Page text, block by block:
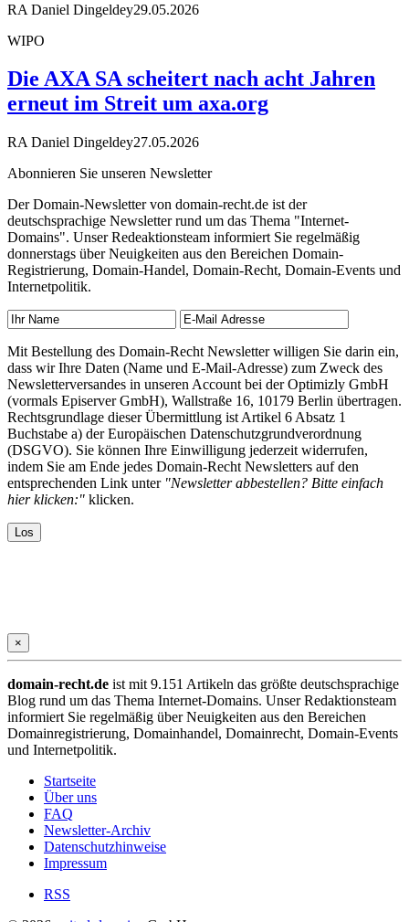
RA Daniel Dingeldey29.05.2026
WIPO
Die AXA SA scheitert nach acht Jahren
erneut im Streit um axa.org
RA Daniel Dingeldey27.05.2026
Abonnieren Sie unseren Newsletter
Der Domain-Newsletter von domain-recht.de ist der
deutschsprachige Newsletter rund um das Thema "Internet-
Domains". Unser Redeaktionsteam informiert Sie regelmäßig
donnerstags über Neuigkeiten aus den Bereichen Domain-
Registrierung, Domain-Handel, Domain-Recht, Domain-Events und
Internetpolitik.
Mit Bestellung des Domain-Recht Newsletter willigen Sie darin ein,
dass wir Ihre Daten (Name und E-Mail-Adresse) zum Zweck des
Newsletterversandes in unseren Account bei der Optimizly GmbH
(vormals Episerver GmbH), Wallstraße 16, 10179 Berlin übertragen.
Rechtsgrundlage dieser Übermittlung ist Artikel 6 Absatz 1
Buchstabe a) der Europäischen Datenschutzgrundverordnung
(DSGVO). Sie können Ihre Einwilligung jederzeit widerrufen,
indem Sie am Ende jedes Domain-Recht Newsletters auf den
entsprechenden Link unter "Newsletter abbestellen? Bitte einfach
hier klicken:" klicken.
×
domain-recht.de ist mit 9.151 Artikeln das größte deutschsprachige
Blog rund um das Thema Internet-Domains. Unser Redaktionsteam
informiert Sie regelmäßig über Neuigkeiten aus den Bereichen
Domainregistrierung, Domainhandel, Domainrecht, Domain-Events
und Internetpolitik.
Startseite
Über uns
FAQ
Newsletter-Archiv
Datenschutzhinweise
Impressum
RSS